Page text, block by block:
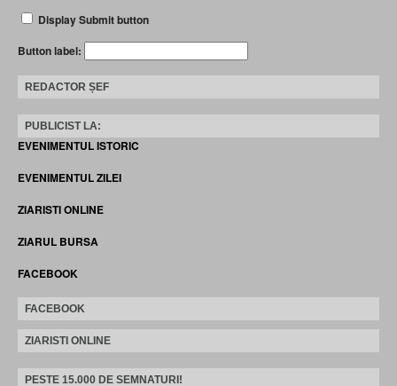
Display Submit button
Button label:
REDACTOR ȘEF
PUBLICIST LA:
EVENIMENTUL ISTORIC
EVENIMENTUL ZILEI
ZIARISTI ONLINE
ZIARUL BURSA
FACEBOOK
FACEBOOK
ZIARISTI ONLINE
PESTE 15.000 DE SEMNATURI!